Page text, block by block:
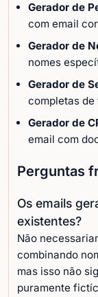
Gerador de
com email
Gerador de
nomes
Gerador de
completas de
Gerador de
email com
Perguntas
Os emails
existentes?
Não
combinando
mas isso não
puramente